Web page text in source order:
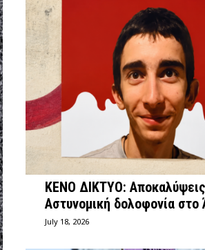
ΚΕΝΟ ΔΙΚΤΥΟ: Αποκαλύψεις
Αστυνομική δολοφονία στο
July 18, 2026